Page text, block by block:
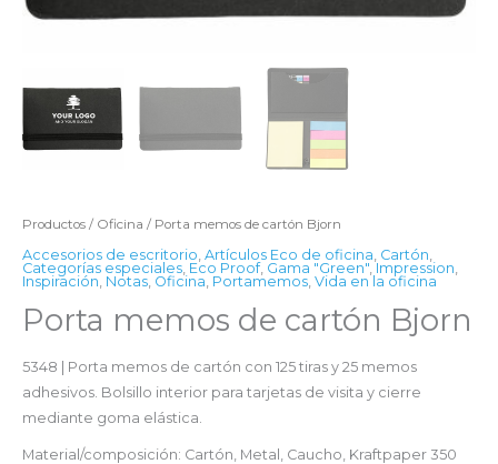
Productos / Oficina / Porta memos de cartón Bjorn
Accesorios de escritorio, Artículos Eco de oficina, Cartón,
Categorías especiales, Eco Proof, Gama "Green", Impression,
Inspiración, Notas, Oficina, Portamemos, Vida en la oficina
Porta memos de cartón Bjorn
5348 | Porta memos de cartón con 125 tiras y 25 memos
adhesivos. Bolsillo interior para tarjetas de visita y cierre
mediante goma elástica.
Material/composición: Cartón, Metal, Caucho, Kraftpaper 350